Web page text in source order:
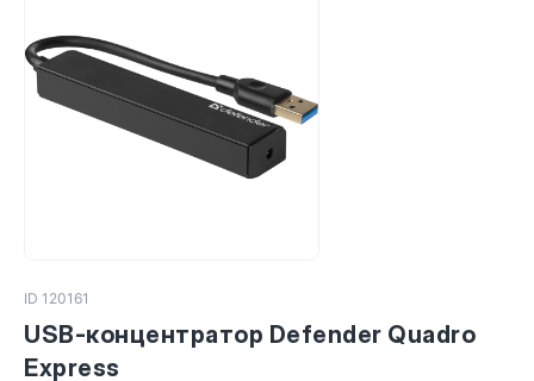
ID 120161
USB-концентратор Defender Quadro
Express